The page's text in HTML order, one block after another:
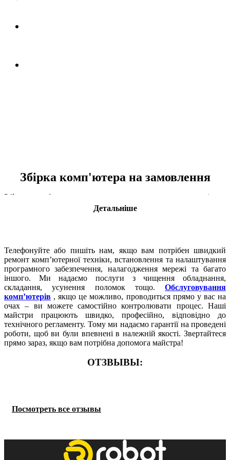
Збірка комп'ютера на замовлення
Збірка комп'ютера
на замовлення – популярна послуга від
компанії ROBOT. Завдяки їй кожна людина зможе отримати
вищому рівні. организации заказчика.
Що входить в послугу збірки?
Збірка ПК– можливість отримати за прийнятними
розцінками збалансований сучасний ПК із потрібними
експлуатаційними характеристиками. Склад буде продуманий
до дрібниць, щоб реалізувати завдання клієнта. Послуга є
гарним рішенням як для початківців, так і просунутих
вирішення поставлених завдань може знадобитися установка
пам'яті, DVD/CD, мережевих карт.
Детальніше
Телефонуйте або пишіть нам, якщо вам потрібен швидкий
ремонт комп’ютерної техніки, встановлення та налаштування
програмного забезпечення, налагодження мережі та багато
іншого. Ми надаємо послуги з чищення обладнання,
складання, усунення поломок тощо. Обслуговування
комп’ютерів , якщо це можливо, проводиться прямо у вас на
очах – ви можете самостійно контролювати процес. Наші
майстри працюють швидко, професійно, відповідно до
технічного регламенту. Тому ми надаємо гарантії на проведені
роботи, щоб ви були впевнені в належній якості. Звертайтеся
прямо зараз, якщо вам потрібна допомога майстра!
ОТЗВЫВЫ:
Посмотреть все отзывы